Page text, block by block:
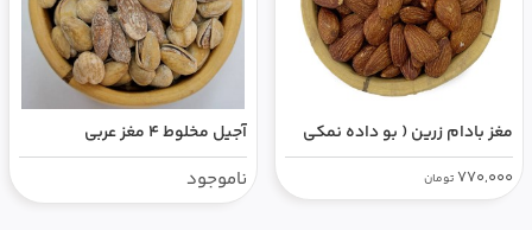
مغز بادام زرین ( بو داده نمکی
ترش)
770,000تومان
آجیل مخلوط ۴ مغز عربی
ناموجود